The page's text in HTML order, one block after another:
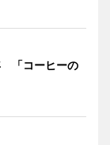
「コーヒーの